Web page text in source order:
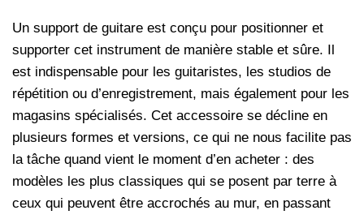
Un support de guitare est conçu pour positionner et
supporter cet instrument de manière stable et sûre. Il
est indispensable pour les guitaristes, les studios de
répétition ou d’enregistrement, mais également pour les
magasins spécialisés. Cet accessoire se décline en
plusieurs formes et versions, ce qui ne nous facilite pas
la tâche quand vient le moment d’en acheter : des
modèles les plus classiques qui se posent par terre à
ceux qui peuvent être accrochés au mur, en passant